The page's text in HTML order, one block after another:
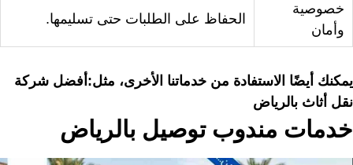
خصوصية
وأمان
الحفاظ على الطلبات حتى تسليمها.
يمكنك أيضًا الاستفادة من خدماتنا الأخرى، مثل: أفضل شركة
نقل أثاث بالرياض
خدمات مندوب توصيل بالرياض